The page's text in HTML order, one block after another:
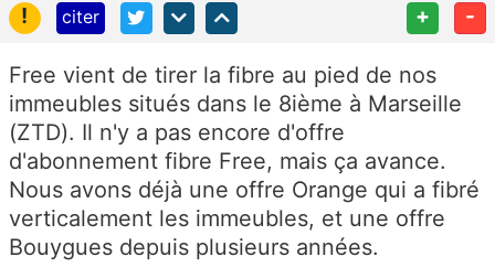
!
citer + -
Free vient de tirer la fibre au pied de nos
immeubles situés dans le 8ième à Marseille
(ZTD). Il n'y a pas encore d'offre
d'abonnement fibre Free, mais ça avance.
Nous avons déjà une offre Orange qui a fibré
verticalement les immeubles, et une offre
Bouygues depuis plusieurs années.